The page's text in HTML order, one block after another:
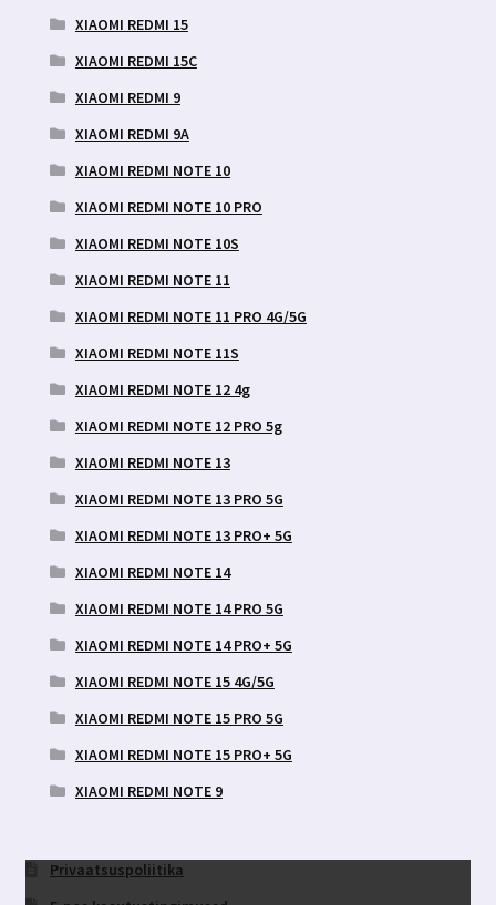
XIAOMI REDMI 15
XIAOMI REDMI 15C
XIAOMI REDMI 9
XIAOMI REDMI 9A
XIAOMI REDMI NOTE 10
XIAOMI REDMI NOTE 10 PRO
XIAOMI REDMI NOTE 10S
XIAOMI REDMI NOTE 11
XIAOMI REDMI NOTE 11 PRO 4G/5G
XIAOMI REDMI NOTE 11S
XIAOMI REDMI NOTE 12 4g
XIAOMI REDMI NOTE 12 PRO 5g
XIAOMI REDMI NOTE 13
XIAOMI REDMI NOTE 13 PRO 5G
XIAOMI REDMI NOTE 13 PRO+ 5G
XIAOMI REDMI NOTE 14
XIAOMI REDMI NOTE 14 PRO 5G
XIAOMI REDMI NOTE 14 PRO+ 5G
XIAOMI REDMI NOTE 15 4G/5G
XIAOMI REDMI NOTE 15 PRO 5G
XIAOMI REDMI NOTE 15 PRO+ 5G
XIAOMI REDMI NOTE 9
Privaatsuspoliitika